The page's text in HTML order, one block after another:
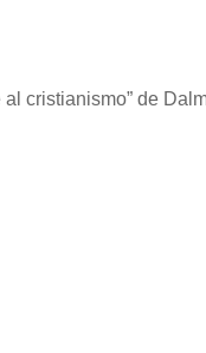
cristianismo” de